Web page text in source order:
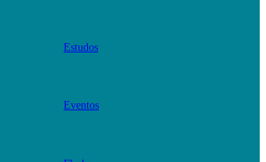
Estudos
Eventos